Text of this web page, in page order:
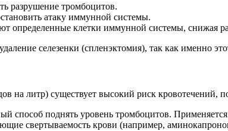
разрушение тромбоцитов.
атаку иммунной системы.
определенные клетки иммунной системы, снижая
селезенки (спленэктомия), так как именно
литр) существует высокий риск кровотечений,
поднять уровень тромбоцитов. Применяется
свертываемость крови (например,